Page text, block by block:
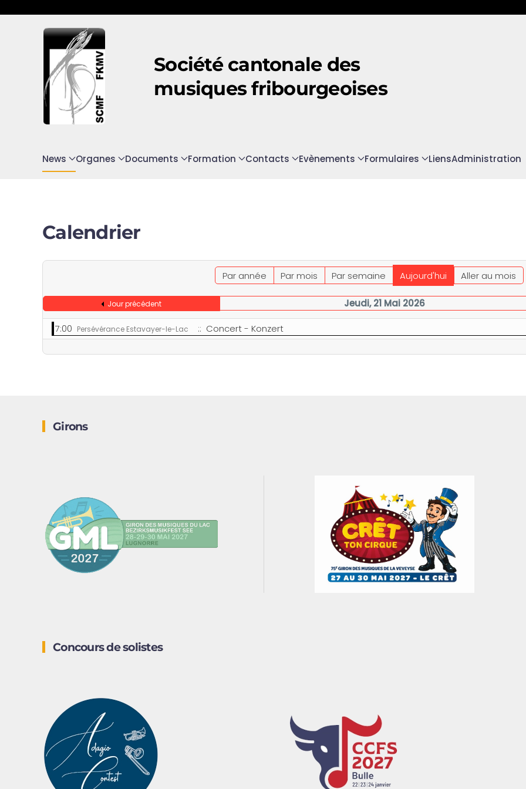
Accéder au contenu principal
Société cantonale des
musiques fribourgeoises
News Organes Documents Formation Contacts Evènements Formulaires LiensAdministration
Calendrier
Par année Par mois Par semaine Aujourd'hui Aller au mois
Jour précédent Jeudi, 21 Mai 2026
7:00 Persévérance Estavayer-le-Lac :: Concert - Konzert
Girons
Concours de solistes